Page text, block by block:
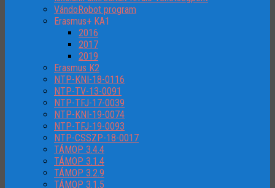
VándoRobot program
Erasmus+ KA1
2016
2017
2019
Erasmus K2
NTP-KNI-18-0116
NTP-TV-13-0091
NTP-TFJ-17-0039
NTP-KNI-19-0074
NTP-TFJ-19-0093
NTP-CSSZP-18-0017
TÁMOP 3.4.4
TÁMOP 3.1.4
TÁMOP 3.2.9
TÁMOP 3.1.5